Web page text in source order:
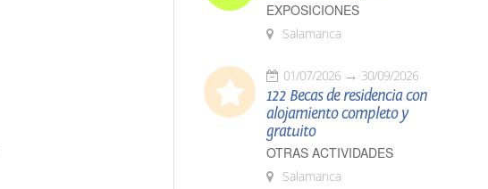
EXPOSICIONES
Salamanca
01/07/2026 30/09/2026
122 Becas de residencia con
alojamiento completo y
gratuito
OTRAS ACTIVIDADES
Salamanca